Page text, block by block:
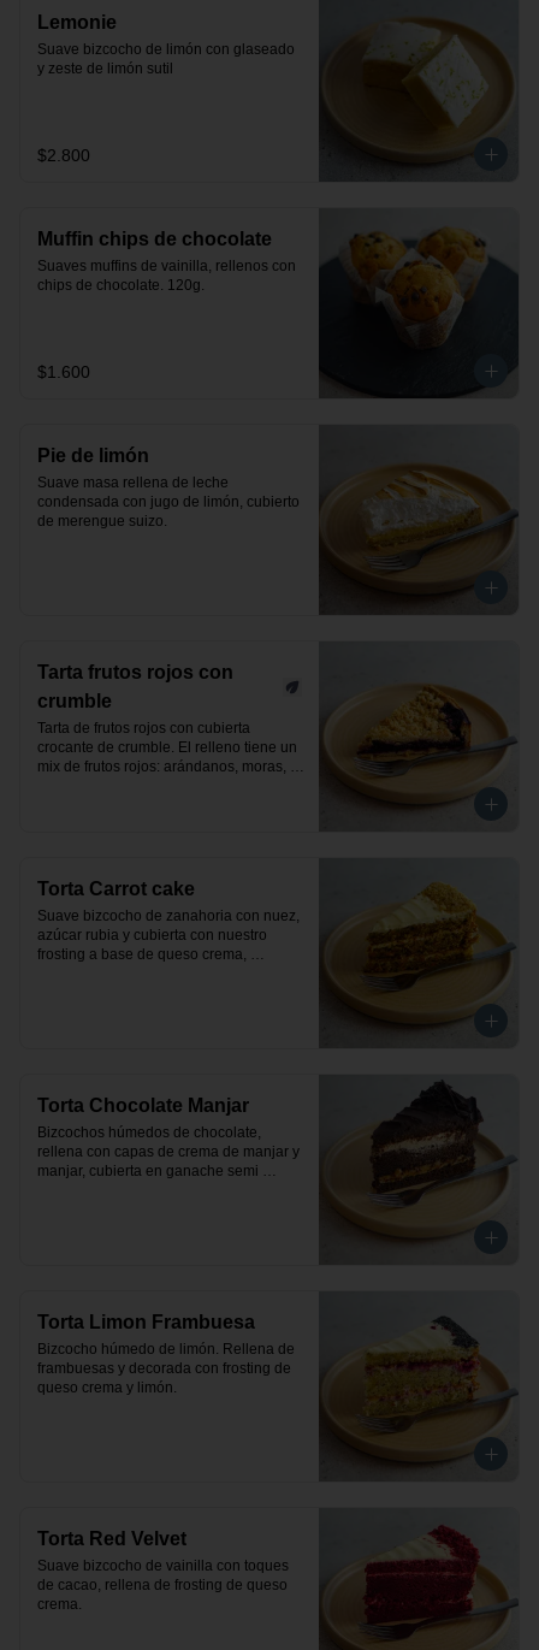
Lemonie
Suave bizcocho de limón con glaseado
y zeste de limón sutil
$2.800
Muffin chips de chocolate
Suaves muffins de vainilla, rellenos con
chips de chocolate. 120g.
$1.600
Pie de limón
Suave masa rellena de leche
condensada con jugo de limón, cubierto
de merengue suizo.
Tarta frutos rojos con
crumble
Tarta de frutos rojos con cubierta
crocante de crumble. El relleno tiene un
mix de frutos rojos: arándanos, moras,
Torta Carrot cake
Suave bizcocho de zanahoria con nuez,
azúcar rubia y cubierta con nuestro
frosting a base de queso crema,
Torta Chocolate Manjar
Bizcochos húmedos de chocolate,
rellena con capas de crema de manjar y
manjar, cubierta en ganache semi
Torta Limon Frambuesa
Bizcocho húmedo de limón. Rellena de
frambuesas y decorada con frosting de
queso crema y limón.
Torta Red Velvet
Suave bizcocho de vainilla con toques
de cacao, rellena de frosting de queso
crema.